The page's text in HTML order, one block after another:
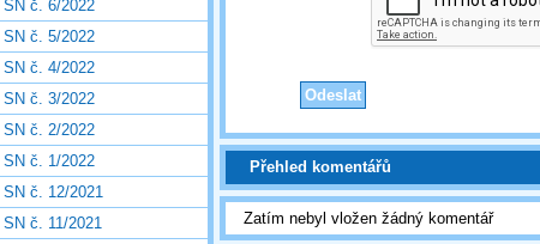
Přehled komentářů
Zatím nebyl vložen žádný komentář
SN č. 6/2022
SN č. 5/2022
SN č. 4/2022
SN č. 3/2022
SN č. 2/2022
SN č. 1/2022
SN č. 12/2021
SN č. 11/2021